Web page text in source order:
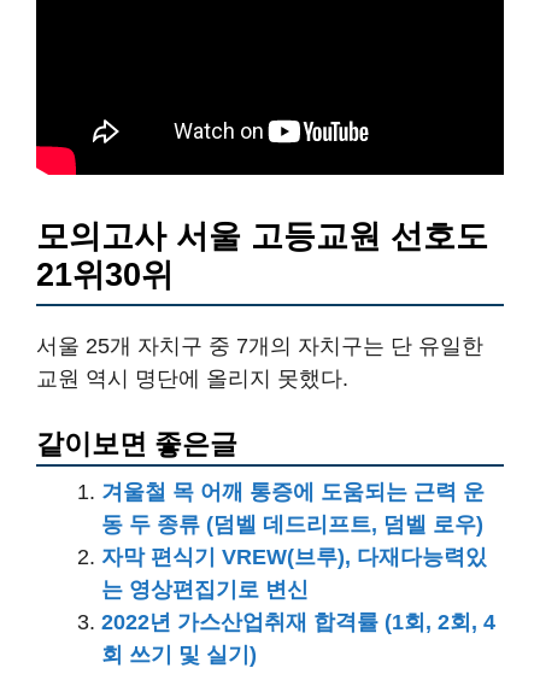
모의고사 서울 고등교원 선호도
21위30위
서울 25개 자치구 중 7개의 자치구는 단 유일한
교원 역시 명단에 올리지 못했다.
같이보면 좋은글
겨울철 목 어깨 통증에 도움되는 근력 운
동 두 종류 (덤벨 데드리프트, 덤벨 로우)
자막 편식기 VREW(브루), 다재다능력있
는 영상편집기로 변신
2022년 가스산업취재 합격률 (1회, 2회, 4
회 쓰기 및 실기)